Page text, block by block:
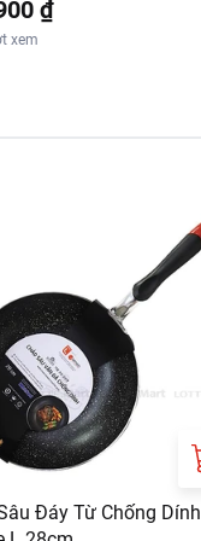
₫
xem
Đáy Từ Chống Dính